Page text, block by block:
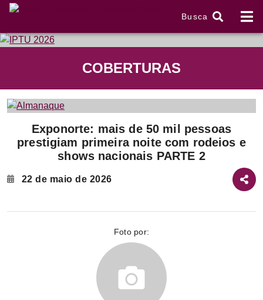
Busca
COBERTURAS
Exponorte: mais de 50 mil pessoas
prestigiam primeira noite com rodeios e
shows nacionais PARTE 2
22 de maio de 2026
Foto por: